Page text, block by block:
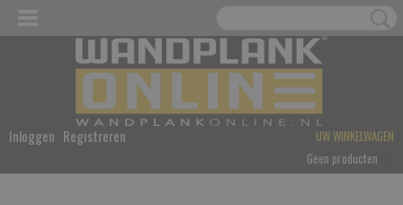
Inloggen Registreren
UW WINKELWAGEN
Geen producten